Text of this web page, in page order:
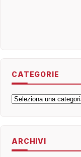
CATEGORIE
Categorie
ARCHIVI